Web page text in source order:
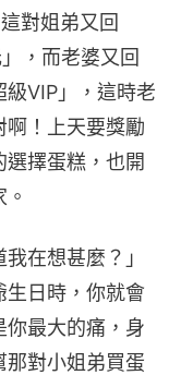
對姐弟又回
，而老婆又回
VIP」，這時老
啊！上天要獎勵
擇蛋糕，也開
在想甚麼？」
日時，你就會
最大的痛，身
對小姐弟買蛋